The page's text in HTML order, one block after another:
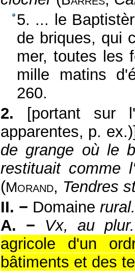
5. ... le
de briques, qui
mer, toutes les
mille matins
260.
2.
[portant sur
apparentes, p.
de grange où le
restituait comme
(Morand, Tendres
II. − Domaine rural.
A. −
Vx, au plur.
agricole d'un
bâtiments et des